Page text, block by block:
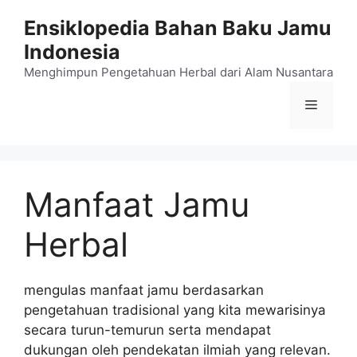
Ensiklopedia Bahan Baku Jamu
Indonesia
Menghimpun Pengetahuan Herbal dari Alam Nusantara
Menu
Manfaat Jamu
Herbal
mengulas manfaat jamu berdasarkan
pengetahuan tradisional yang kita mewarisinya
secara turun-temurun serta mendapat
dukungan oleh pendekatan ilmiah yang relevan.